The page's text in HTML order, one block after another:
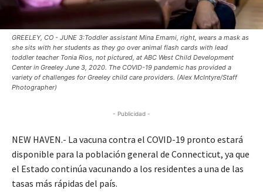
GREELEY, CO - JUNE 3:Toddler assistant Mina Emami, right, wears a mask as
she sits with her students as they go over animal flash cards with lead
toddler teacher Tonia Rios, not pictured, at ABC West Child Development
Center in Greeley June 3, 2020. The COVID-19 pandemic has provided a
variety of challenges for Greeley child care providers. (Alex McIntyre/Staff
Photographer)
- Publicidad -
NEW HAVEN.- La vacuna contra el COVID-19 pronto estará
disponible para la población general de Connecticut, ya que
el Estado continúa vacunando a los residentes a una de las
tasas más rápidas del país.